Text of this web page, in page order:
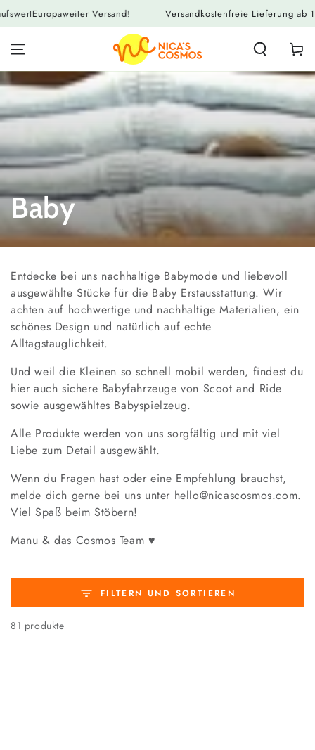
ZUM INHALT
SPRINGEN
Versand! Versandkostenfreie Lieferung ab 125,00€
Kollektion:
Baby
Entdecke bei uns nachhaltige Babymode und liebevoll
ausgewählte Stücke für die Baby Erstausstattung. Wir
achten auf hochwertige und nachhaltige Materialien, ein
schönes Design und natürlich auf echte
Alltagstauglichkeit.
Und weil die Kleinen so schnell mobil werden, findest du
hier auch sichere Babyfahrzeuge von Scoot and Ride
sowie ausgewähltes Babyspielzeug.
Alle Produkte werden von uns sorgfältig und mit viel
Liebe zum Detail ausgewählt.
Wenn du Fragen hast oder eine Empfehlung brauchst,
melde dich gerne bei uns unter hello@nicascosmos.com.
Viel Spaß beim Stöbern!
Manu & das Cosmos Team ♥
FILTERN UND SORTIEREN
81 produkte